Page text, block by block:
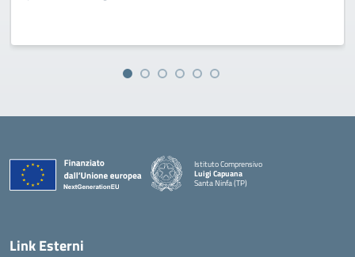
Istituto Comprensivo
Luigi Capuana
Santa Ninfa (TP)
Link Esterni